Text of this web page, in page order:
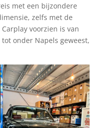
met een bijzondere
zelfs met de
voorzien is van
onder Napels geweest,